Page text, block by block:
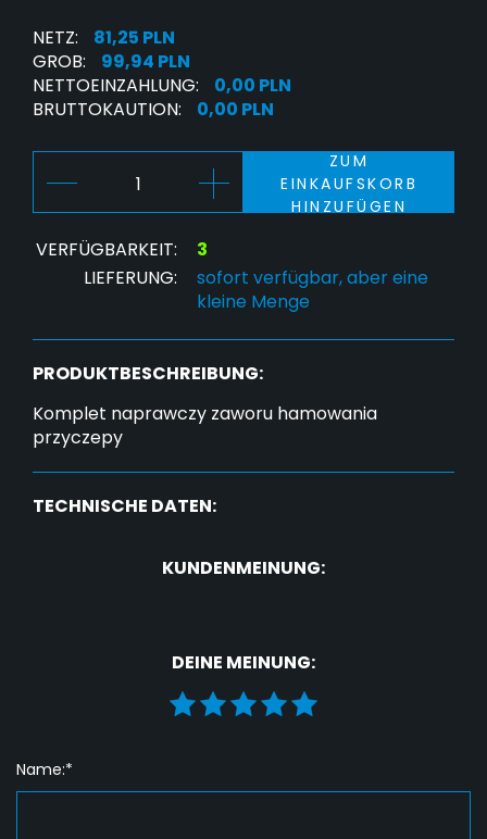
NETZ:
81,25 PLN
GROB:
99,94 PLN
NETTOEINZAHLUNG:
0,00 PLN
BRUTTOKAUTION:
0,00 PLN
ZUM
EINKAUFSKORB
HINZUFÜGEN
VERFÜGBARKEIT:
3
LIEFERUNG:
sofort verfügbar, aber eine
kleine Menge
PRODUKTBESCHREIBUNG:
Komplet naprawczy zaworu hamowania
przyczepy
TECHNISCHE DATEN:
KUNDENMEINUNG:
DEINE MEINUNG:
Name:*